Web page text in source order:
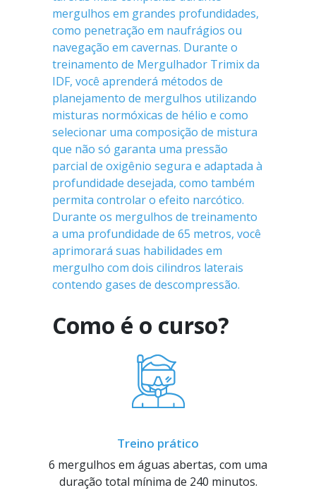
mergulhos em grandes profundidades,
como penetração em naufrágios ou
navegação em cavernas. Durante o
treinamento de Mergulhador Trimix da
IDF, você aprenderá métodos de
planejamento de mergulhos utilizando
misturas normóxicas de hélio e como
selecionar uma composição de mistura
que não só garanta uma pressão
parcial de oxigênio segura e adaptada à
profundidade desejada, como também
permita controlar o efeito narcótico.
Durante os mergulhos de treinamento
a uma profundidade de 65 metros, você
aprimorará suas habilidades em
mergulho com dois cilindros laterais
contendo gases de descompressão.
Como é o curso?
Treino prático
6 mergulhos em águas abertas, com uma
duração total mínima de 240 minutos.